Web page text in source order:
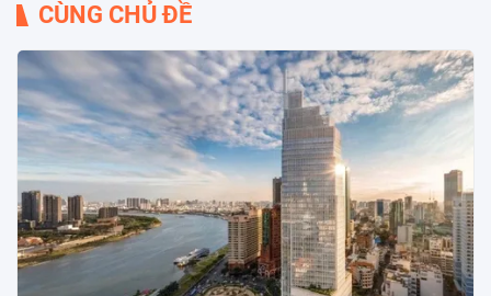
CÙNG CHỦ ĐỀ